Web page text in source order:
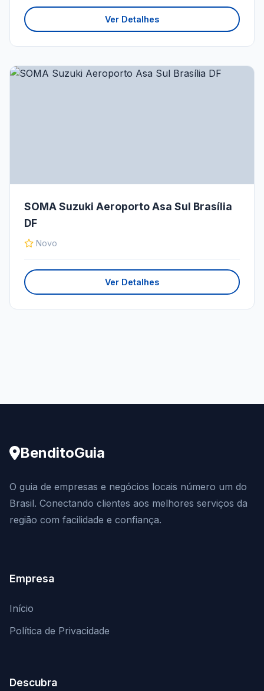
Ver Detalhes
SOMA Suzuki Aeroporto Asa Sul Brasília
DF
Novo
Ver Detalhes
BenditoGuia
O guia de empresas e negócios locais número um do
Brasil. Conectando clientes aos melhores serviços da
região com facilidade e confiança.
Empresa
Início
Política de Privacidade
Descubra